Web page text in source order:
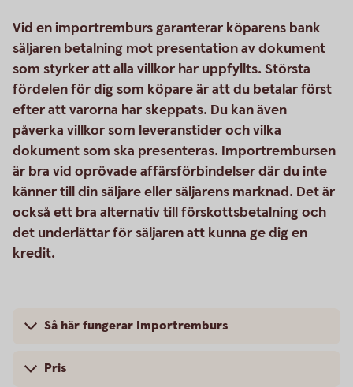
Vid en importremburs garanterar köparens bank
säljaren betalning mot presentation av dokument
som styrker att alla villkor har uppfyllts. Största
fördelen för dig som köpare är att du betalar först
efter att varorna har skeppats. Du kan även
påverka villkor som leveranstider och vilka
dokument som ska presenteras. Importrembursen
är bra vid oprövade affärsförbindelser där du inte
känner till din säljare eller säljarens marknad. Det är
också ett bra alternativ till förskottsbetalning och
det underlättar för säljaren att kunna ge dig en
kredit.
Så här fungerar Importremburs
Pris